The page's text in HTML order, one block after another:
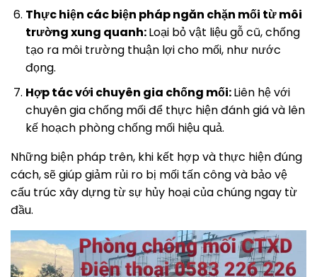
Thực hiện các biện pháp ngăn chặn mối từ môi
trường xung quanh:Loại bỏ vật liệu gỗ cũ, chống
tạo ra môi trường thuận lợi cho mối, như nước
đọng.
Hợp tác với chuyên gia chống mối:Liên hệ với
chuyên gia chống mối để thực hiện đánh giá và lên
kế hoạch phòng chống mối hiệu quả.
Những biện pháp trên, khi kết hợp và thực hiện đúng
cách, sẽ giúp giảm rủi ro bị mối tấn công và bảo vệ
cấu trúc xây dựng từ sự hủy hoại của chúng ngay từ
đầu.